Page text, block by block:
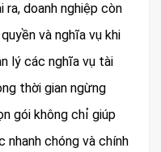
ra, doanh nghiệp còn
và nghĩa vụ khi
lý các nghĩa vụ tài
thời gian ngừng
gói không chỉ giúp
nhanh chóng và chính